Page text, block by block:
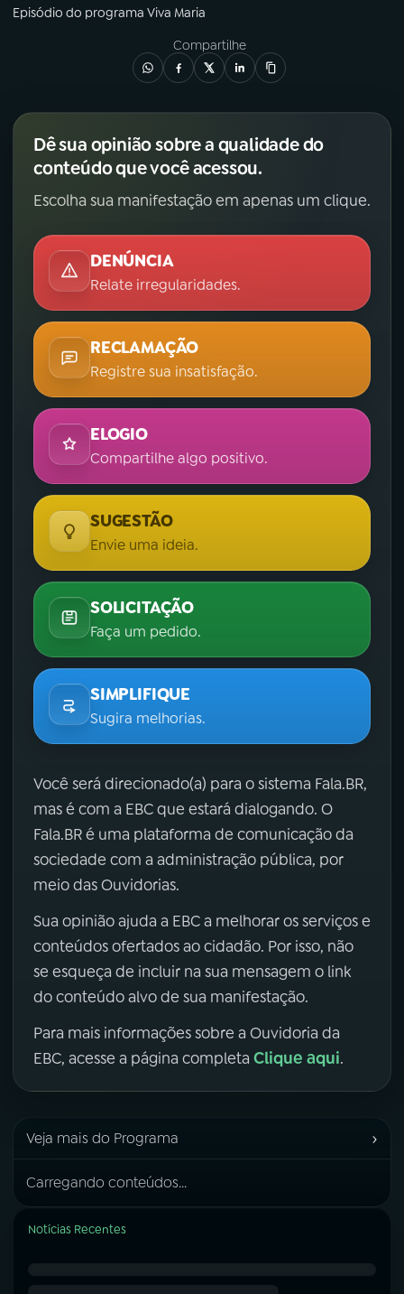
Episódio do programa Viva Maria
Compartilhe
Dê sua opinião sobre a qualidade do
conteúdo que você acessou.
Escolha sua manifestação em apenas um clique.
DENÚNCIA
Relate irregularidades.
RECLAMAÇÃO
Registre sua insatisfação.
ELOGIO
Compartilhe algo positivo.
SUGESTÃO
Envie uma ideia.
SOLICITAÇÃO
Faça um pedido.
SIMPLIFIQUE
Sugira melhorias.
Você será direcionado(a) para o sistema Fala.BR,
mas é com a EBC que estará dialogando. O
Fala.BR é uma plataforma de comunicação da
sociedade com a administração pública, por
meio das Ouvidorias.
Sua opinião ajuda a EBC a melhorar os serviços e
conteúdos ofertados ao cidadão. Por isso, não
se esqueça de incluir na sua mensagem o link
do conteúdo alvo de sua manifestação.
Para mais informações sobre a Ouvidoria da
EBC, acesse a página completa Clique aqui.
Veja mais do Programa ›
Carregando conteúdos...
Notícias Recentes